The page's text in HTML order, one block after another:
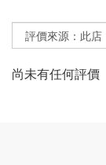
尚未有任何評價